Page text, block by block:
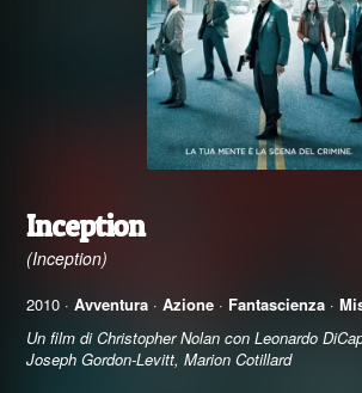
Inception
(Inception)
2010 · Avventura ·Azione · Fantascienza ·
Un film di Christopher Nolan con Leonardo
Joseph Gordon-Levitt, Marion Cotillard